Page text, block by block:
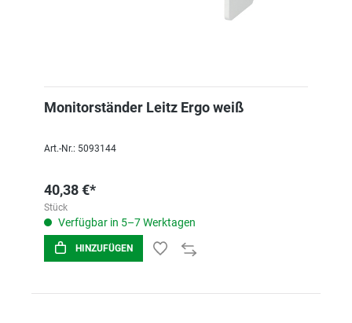
Monitorständer Leitz Ergo weiß
Art.-Nr.: 5093144
40,38 €*
Stück
Verfügbar in 5–7 Werktagen
HINZUFÜGEN